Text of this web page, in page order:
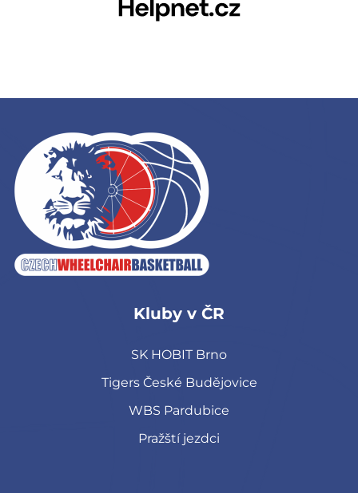
Kluby v ČR
SK HOBIT Brno
Tigers České Budějovice
WBS Pardubice
Pražští jezdci